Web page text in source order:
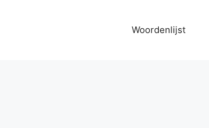
Woordenlijst